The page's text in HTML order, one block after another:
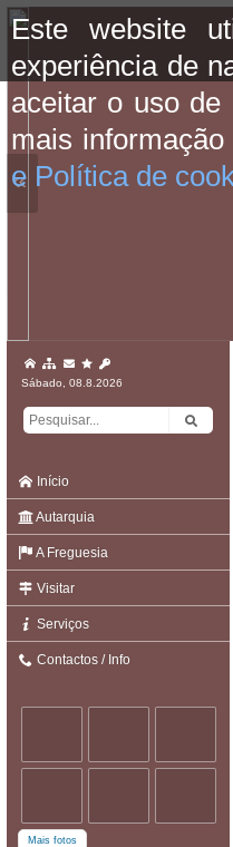
Este website
experiência de
aceitar o uso de
mais
e Política de
«
Sábado, 08.8.2026
Início
Autarquia
A Freguesia
Visitar
Serviços
Contactos / Info
Mais fotos